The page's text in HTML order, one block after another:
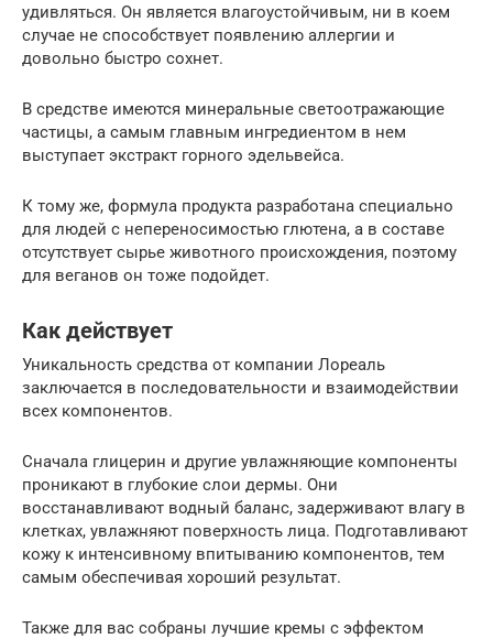
удивляться. Он является влагоустойчивым, ни в коем
случае не способствует появлению аллергии и
довольно быстро сохнет.
В средстве имеются минеральные светоотражающие
частицы, а самым главным ингредиентом в нем
выступает экстракт горного эдельвейса.
К тому же, формула продукта разработана специально
для людей с непереносимостью глютена, а в составе
отсутствует сырье животного происхождения, поэтому
для веганов он тоже подойдет.
Как действует
Уникальность средства от компании Лореаль
заключается в последовательности и взаимодействии
всех компонентов.
Сначала глицерин и другие увлажняющие компоненты
проникают в глубокие слои дермы. Они
восстанавливают водный баланс, задерживают влагу в
клетках, увлажняют поверхность лица. Подготавливают
кожу к интенсивному впитыванию компонентов, тем
самым обеспечивая хороший результат.
Также для вас собраны лучшие кремы с эффектом